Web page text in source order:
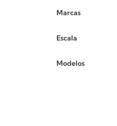
Marcas
Escala
Modelos